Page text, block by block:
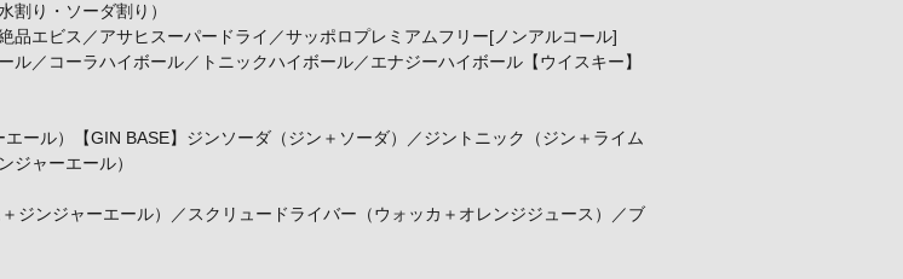
割り・ソーダ割り）
エビス／アサヒスーパードライ／サッポロプレミアムフリー[ノンアルコール]
ル／コーラハイボール／トニックハイボール／エナジーハイボール【ウイスキー】
ール）【GIN BASE】ジンソーダ（ジン＋ソーダ）／ジントニック（ジン＋ライム
ジャーエール）
ジンジャーエール）／スクリュードライバー（ウォッカ＋オレンジジュース）／ブ